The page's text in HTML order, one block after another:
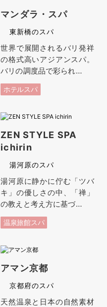
マンダラ・スパ
東新橋のスパ
世界で展開されるバリ発祥
の格式高いアジアンスパ。
バリの調度品で彩られ…
ホテルスパ
ZEN STYLE SPA
ichirin
湯河原のスパ
湯河原に静かに佇む「ツバ
キ」の優しさの中、「禅」
の教えと考え方に基づ…
温泉旅館スパ
アマン京都
京都府のスパ
天然温泉と日本の自然素材